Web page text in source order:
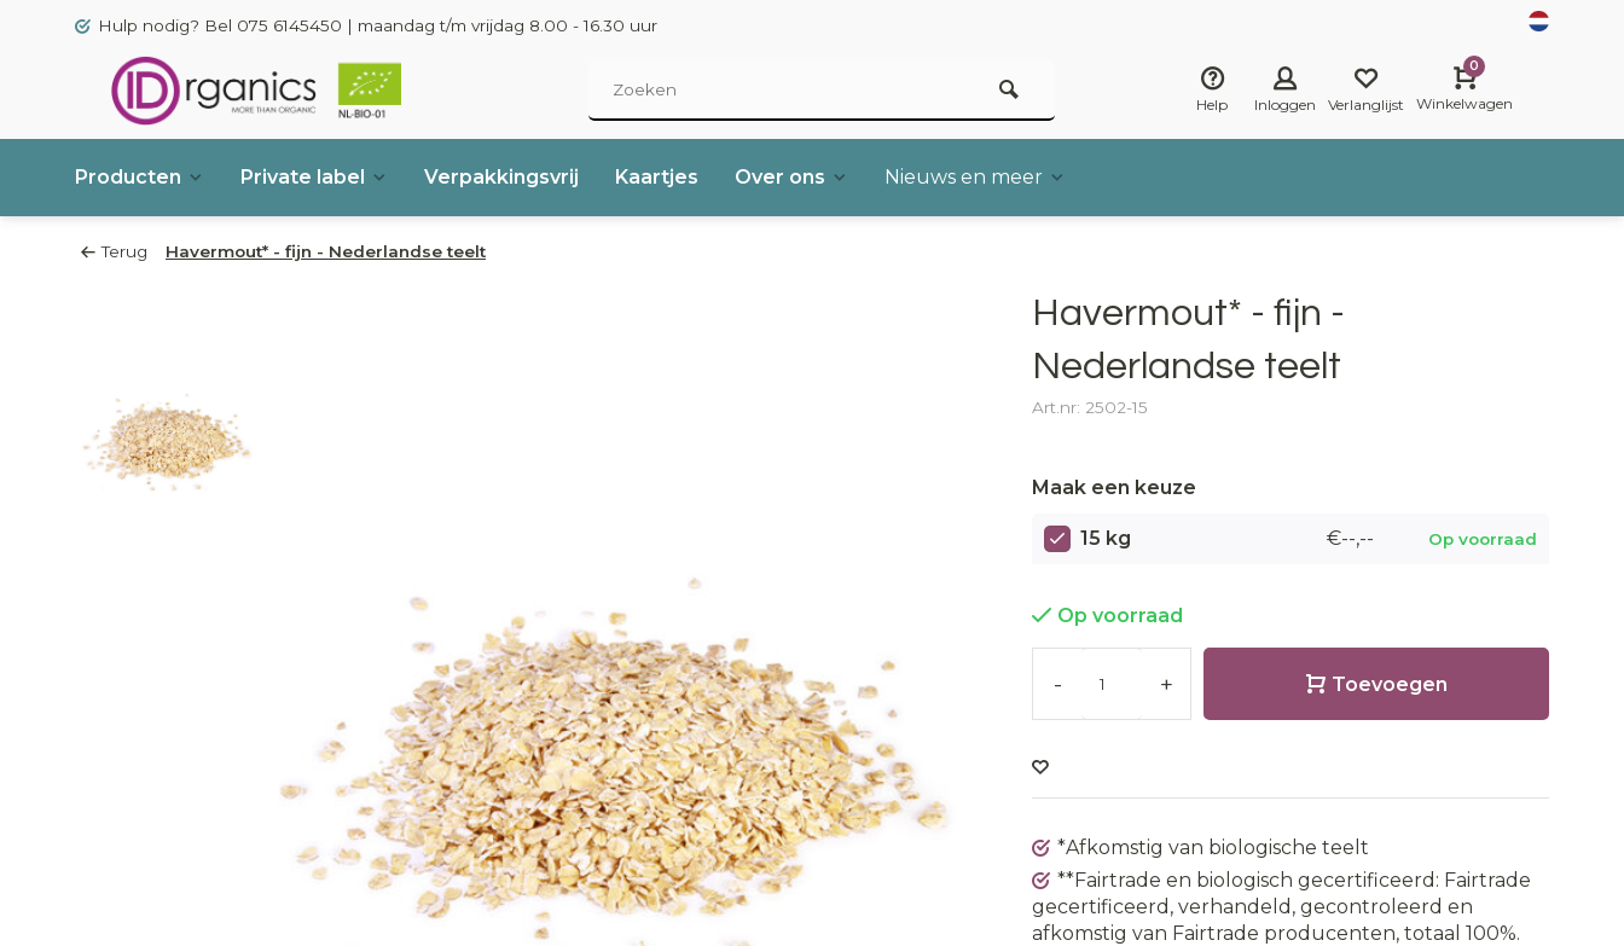
Hulp nodig? Bel 075 6145450 | maandag t/m vrijdag 8.00 - 16.30 uur
Help Inloggen Verlanglijst
0
Winkelwagen
Producten Private label Verpakkingsvrij Kaartjes Over ons Nieuws en meer
Terug Havermout* - fijn - Nederlandse teelt
Havermout* - fijn -
Nederlandse teelt
Art.nr: 2502-15
Maak een keuze
15 kg €--,-- Op voorraad
Op voorraad
- + Toevoegen
*Afkomstig van biologische teelt
**Fairtrade en biologisch gecertificeerd: Fairtrade
gecertificeerd, verhandeld, gecontroleerd en
afkomstig van Fairtrade producenten, totaal 100%.